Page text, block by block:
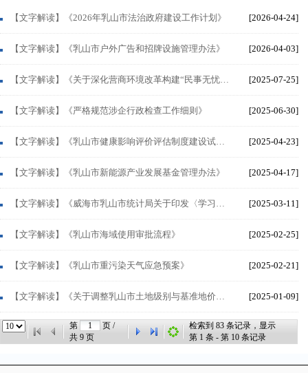
[2026-04-24]
【文字解读】《2026年乳山市法治政府建设工作计划》
[2026-04-03]
【文字解读】《乳山市户外广告和招牌设施管理办法》
[2025-07-25]
【文字解读】《关于深化营商环境改革构建“民事无忧·企事有解·政事高效”服务品牌的实施方案》
[2025-06-30]
【文字解读】《严格规范涉企行政检查工作细则》
[2025-04-23]
【文字解读】《乳山市健康影响评价评估制度建设试点工作方案》
[2025-04-17]
【文字解读】《乳山市新能源产业发展基金管理办法》
[2025-03-11]
【文字解读】《威海市乳山市统计局关于印发〈学习宣传贯彻新修改《中华人民共和国统计法》实施方案〉的通知...
[2025-02-25]
【文字解读】《乳山市海域使用审批流程》
[2025-02-21]
【文字解读】《乳山市重污染天气应急预案》
[2025-01-09]
【文字解读】《关于调整乳山市土地级别与基准地价的通知》
第
页 /
共 9 页
检索到 83 条记录，显示
第 1 条 - 第 10 条记录